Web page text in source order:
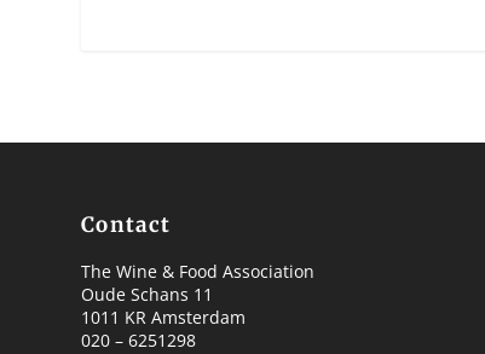
Contact
The Wine & Food Association
Oude Schans 11
1011 KR Amsterdam
020 – 6251298